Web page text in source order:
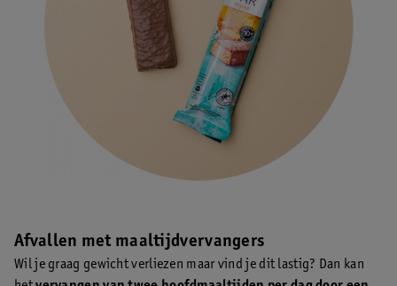
Afvallen met maaltijdvervangers
Wil je graag gewicht verliezen maar vind je dit lastig? Dan kan